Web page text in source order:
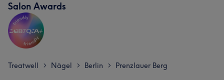
Salon Awards
Treatwell > Nägel > Berlin > Prenzlauer Berg